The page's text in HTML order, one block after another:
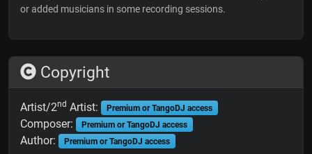
or added musicians in some recording sessions.
Copyright
Artist/2nd Artist: Premium or TangoDJ access
Composer: Premium or TangoDJ access
Author: Premium or TangoDJ access